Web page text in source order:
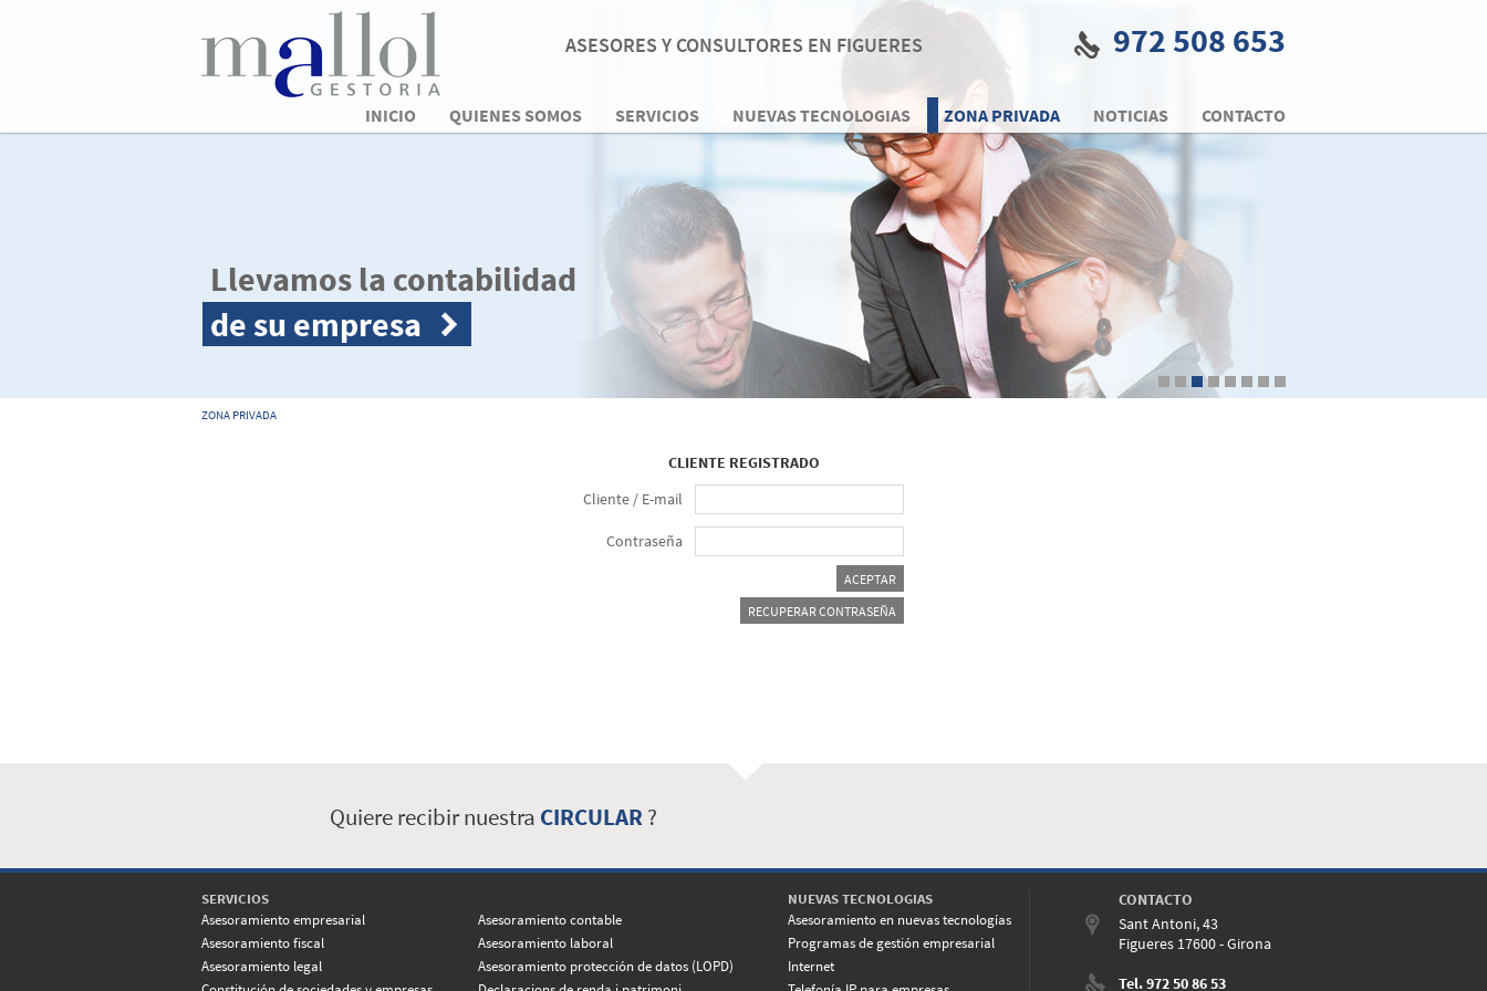
972 508 653
ASESORES Y CONSULTORES EN FIGUERES
INICIO QUIENES SOMOS SERVICIOS NUEVAS TECNOLOGIAS ZONA PRIVADA NOTICIAS CONTACTO
Llevamos la contabilidad
de su empresa
ZONA PRIVADA
CLIENTE REGISTRADO
Cliente / E-mail
Contraseña
ACEPTAR
RECUPERAR CONTRASEÑA
Quiere recibir nuestra CIRCULAR?
SERVICIOS
Asesoramiento empresarial
Asesoramiento contable
Asesoramiento fiscal
Asesoramiento laboral
Asesoramiento legal
Asesoramiento protección de datos (LOPD)
NUEVAS TECNOLOGIAS
Asesoramiento en nuevas tecnologías
Programas de gestión empresarial
Internet
CONTACTO
Sant Antoni, 43
Figueres 17600 - Girona
Tel. 972 50 86 53